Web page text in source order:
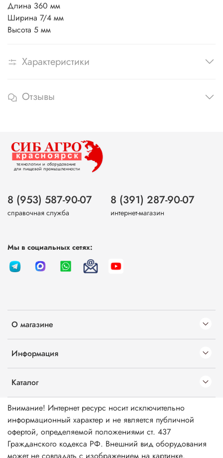
Длина 360 мм
Ширина 7/4 мм
Высота 5 мм
Характеристики
Отзывы
О магазине
Информация
Каталог
8 (953) 587-90-07
справочная служба
8 (391) 287-90-07
интернет-магазин
Мы в социальных сетях:
Внимание! Интернет ресурс носит исключительно
информационный характер и не является публичной
офертой, определяемой положениями ст. 437
Гражданского кодекса РФ. Внешний вид оборудования
может не совпадать с изображением на картинке.